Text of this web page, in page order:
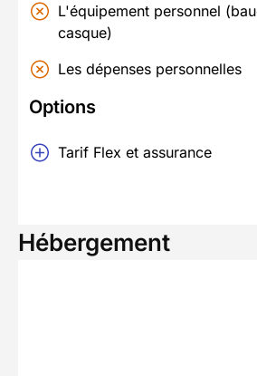
L'équipement personnel
casque)
Les dépenses personnelles
Options
Tarif Flex et assurance
Hébergement